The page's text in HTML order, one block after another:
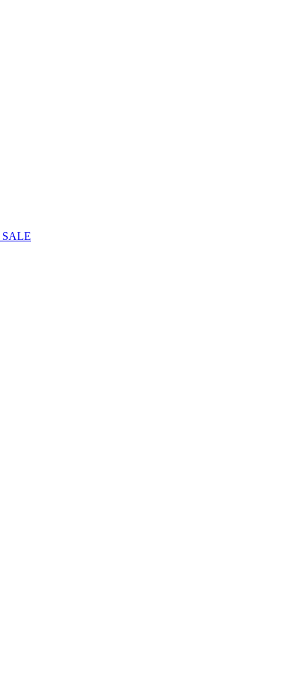
SALE